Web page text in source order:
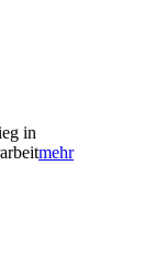
in
mehr